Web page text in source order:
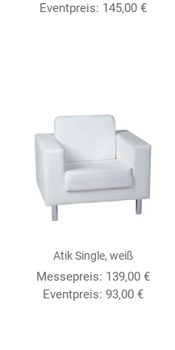
Eventpreis: 145,00 €
Atik Single, weiß
Messepreis: 139,00 €
Eventpreis: 93,00 €